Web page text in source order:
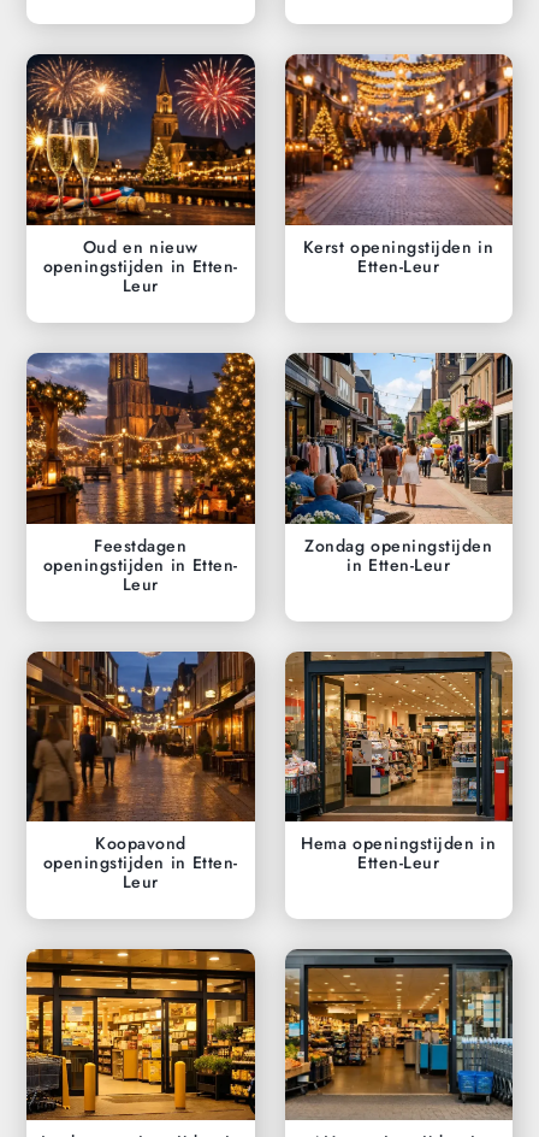
Oud en nieuw
openingstijden in Etten-
Leur
Kerst openingstijden in
Etten-Leur
Feestdagen
openingstijden in Etten-
Leur
Zondag openingstijden
in Etten-Leur
Koopavond
openingstijden in Etten-
Leur
Hema openingstijden in
Etten-Leur